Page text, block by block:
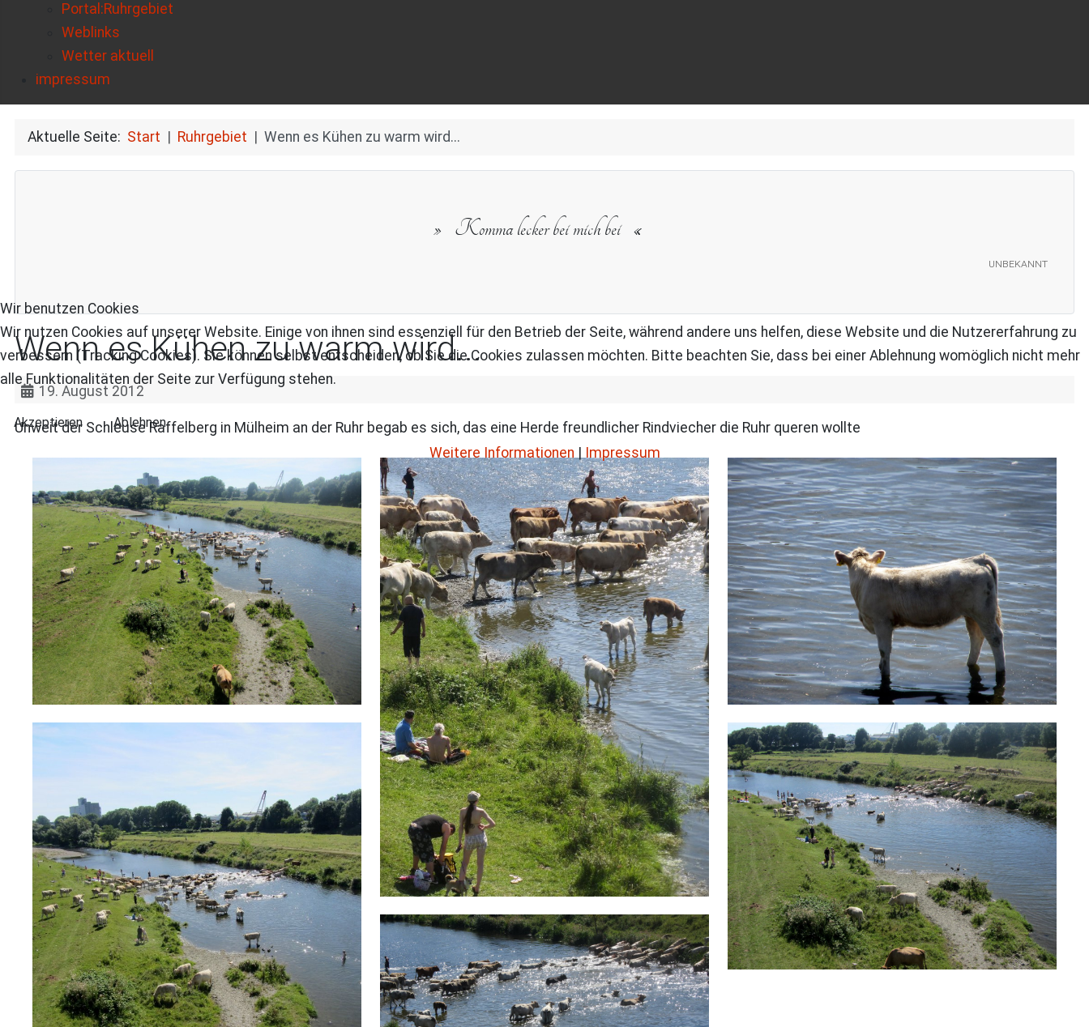
Portal:Ruhrgebiet
Weblinks
Wetter aktuell
impressum
Aktuelle Seite: Start Ruhrgebiet Wenn es Kühen zu warm wird...
unbekannt
Komma lecker bei mich bei
Wenn es Kühen zu warm wird...
19. August 2012
Unweit der Schleuse Raffelberg in Mülheim an der Ruhr begab es sich, das eine Herde freundlicher Rindviecher die Ruhr queren wollte
Wir benutzen Cookies
Wir nutzen Cookies auf unserer Website. Einige von ihnen sind essenziell für den Betrieb der Seite, während andere uns helfen, diese Website und die Nutzererfahrung zu
verbessern (Tracking Cookies). Sie können selbst entscheiden, ob Sie die Cookies zulassen möchten. Bitte beachten Sie, dass bei einer Ablehnung womöglich nicht mehr
alle Funktionalitäten der Seite zur Verfügung stehen.
Akzeptieren Ablehnen
Weitere Informationen | Impressum